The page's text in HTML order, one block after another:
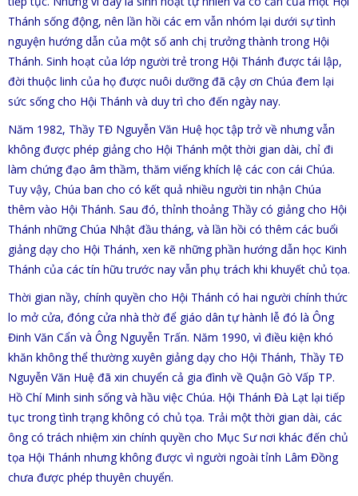
Thánh sống động, nên lần hồi các em vẫn nhóm lại dưới sự tình
nguyện hướng dẫn của một số anh chị trưởng thành trong Hội
Thánh. Sinh hoạt của lớp người trẻ trong Hội Thánh được tái lập,
đời thuộc linh của họ được nuôi dưỡng đã cậy ơn Chúa đem lại
sức sống cho Hội Thánh và duy trì cho đến ngày nay.
Năm 1982, Thầy TĐ Nguyễn Văn Huệ học tập trở về nhưng vẫn
không được phép giảng cho Hội Thánh một thời gian dài, chỉ đi
làm chứng đạo âm thầm, thăm viếng khích lệ các con cái Chúa.
Tuy vậy, Chúa ban cho có kết quả nhiều người tin nhận Chúa
thêm vào Hội Thánh. Sau đó, thỉnh thoảng Thầy có giảng cho Hội
Thánh những Chúa Nhật đầu tháng, và lần hồi có thêm các buổi
giảng dạy cho Hội Thánh, xen kẽ những phần hướng dẫn học Kinh
Thánh của các tín hữu trước nay vẫn phụ trách khi khuyết chủ tọa.
Thời gian nầy, chính quyền cho Hội Thánh có hai người chính thức
lo mở cửa, đóng cửa nhà thờ để giáo dân tự hành lễ đó là Ông
Đinh Văn Cẩn và Ông Nguyễn Trấn. Năm 1990, vì điều kiện khó
khăn không thể thường xuyên giảng dạy cho Hội Thánh, Thầy TĐ
Nguyễn Văn Huệ đã xin chuyển cả gia đình về Quận Gò Vấp TP.
Hồ Chí Minh sinh sống và hầu việc Chúa. Hội Thánh Đà Lạt lại tiếp
tục trong tình trạng không có chủ tọa. Trải một thời gian dài, các
ông có trách nhiệm xin chính quyền cho Mục Sư nơi khác đến chủ
tọa Hội Thánh nhưng không được vì người ngoài tỉnh Lâm Đồng
chưa được phép thuyên chuyển.